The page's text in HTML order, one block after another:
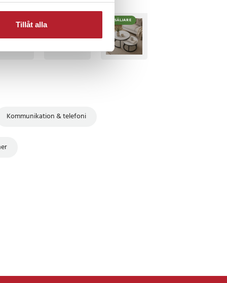
Tillåt alla
BÄSTSÄLJARE
Kommunikation & telefoni